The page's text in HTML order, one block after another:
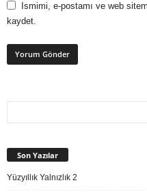
Ismimi, e-postamı ve web
kaydet.
Son Yazılar
Yüzyıllık Yalnızlık 2